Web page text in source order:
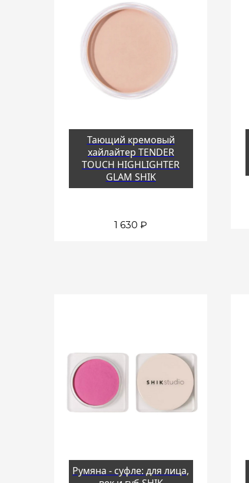
Тающий кремовый
хайлайтер TENDER
TOUCH HIGHLIGHTER
GLAM SHIK
1 630 ₽
Румяна - суфле: для лица,